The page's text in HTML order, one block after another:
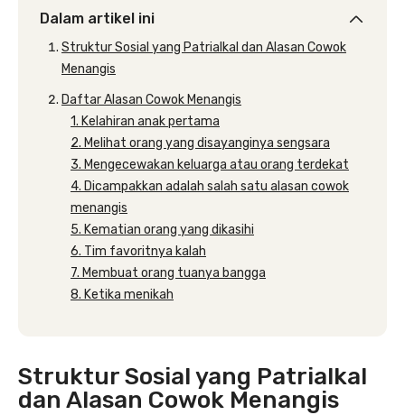
Dalam artikel ini
Struktur Sosial yang Patrialkal dan Alasan Cowok
Menangis
Daftar Alasan Cowok Menangis
1. Kelahiran anak pertama
2. Melihat orang yang disayanginya sengsara
3. Mengecewakan keluarga atau orang terdekat
4. Dicampakkan adalah salah satu alasan cowok
menangis
5. Kematian orang yang dikasihi
6. Tim favoritnya kalah
7. Membuat orang tuanya bangga
8. Ketika menikah
Struktur Sosial yang Patrialkal
dan Alasan Cowok Menangis